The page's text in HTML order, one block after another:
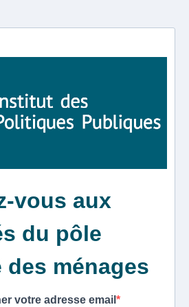
vous aux
du pôle
des ménages
votre adresse email